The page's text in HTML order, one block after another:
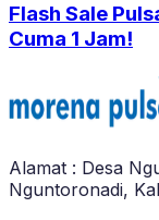
Flash Sale
Cuma 1 Jam!
Alamat : Desa
Nguntoronadi,